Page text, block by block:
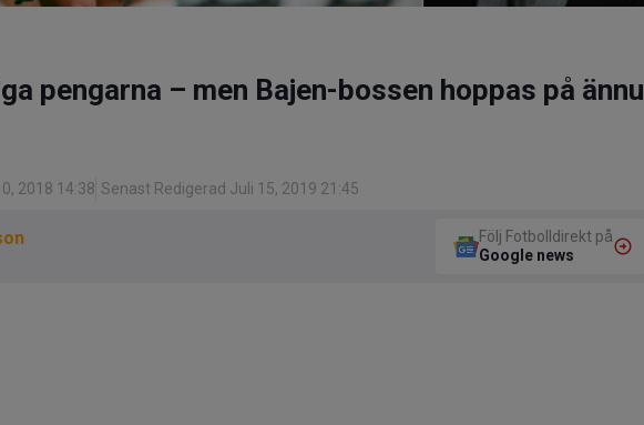
pengarna – men Bajen-bossen hoppas på ännu
2018 14:38 Senast Redigerad Juli 15, 2019 21:45
Följ Fotbolldirekt på
Google news